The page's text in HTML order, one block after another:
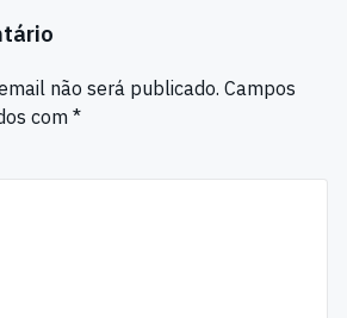
não será publicado. Campos
com *